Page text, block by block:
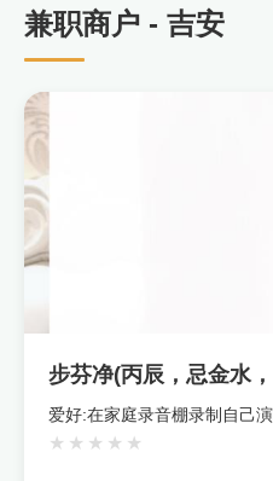
兼职商户 - 吉安
步芬净(丙辰，忌金水
爱好:在家庭录音棚录制自己